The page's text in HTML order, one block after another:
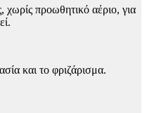
προωθητικό αέριο, για
και το φριζάρισμα.